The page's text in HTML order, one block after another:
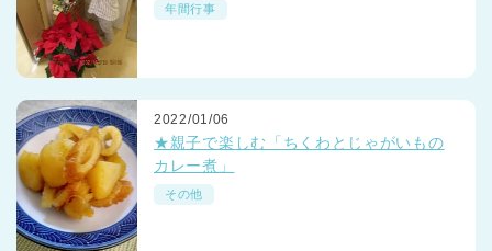
年間行事
2022/01/06
★親子で楽しむ「ちくわとじゃがいもの
カレー煮」
その他